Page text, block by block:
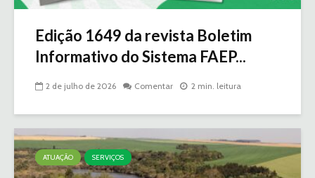
Edição 1649 da revista Boletim
Informativo do Sistema FAEP...
2 de julho de 2026 Comentar 2 min. leitura
ATUAÇÃO SERVIÇOS